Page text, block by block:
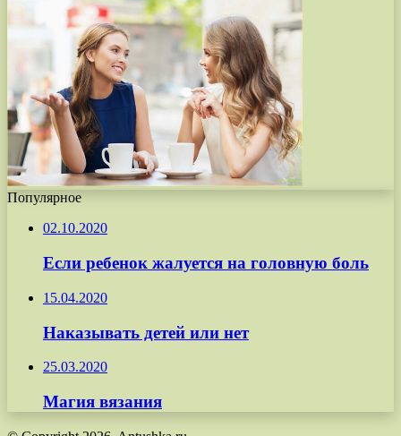
Популярное
02.10.2020
Если ребенок жалуется на головную боль
15.04.2020
Наказывать детей или нет
25.03.2020
Магия вязания